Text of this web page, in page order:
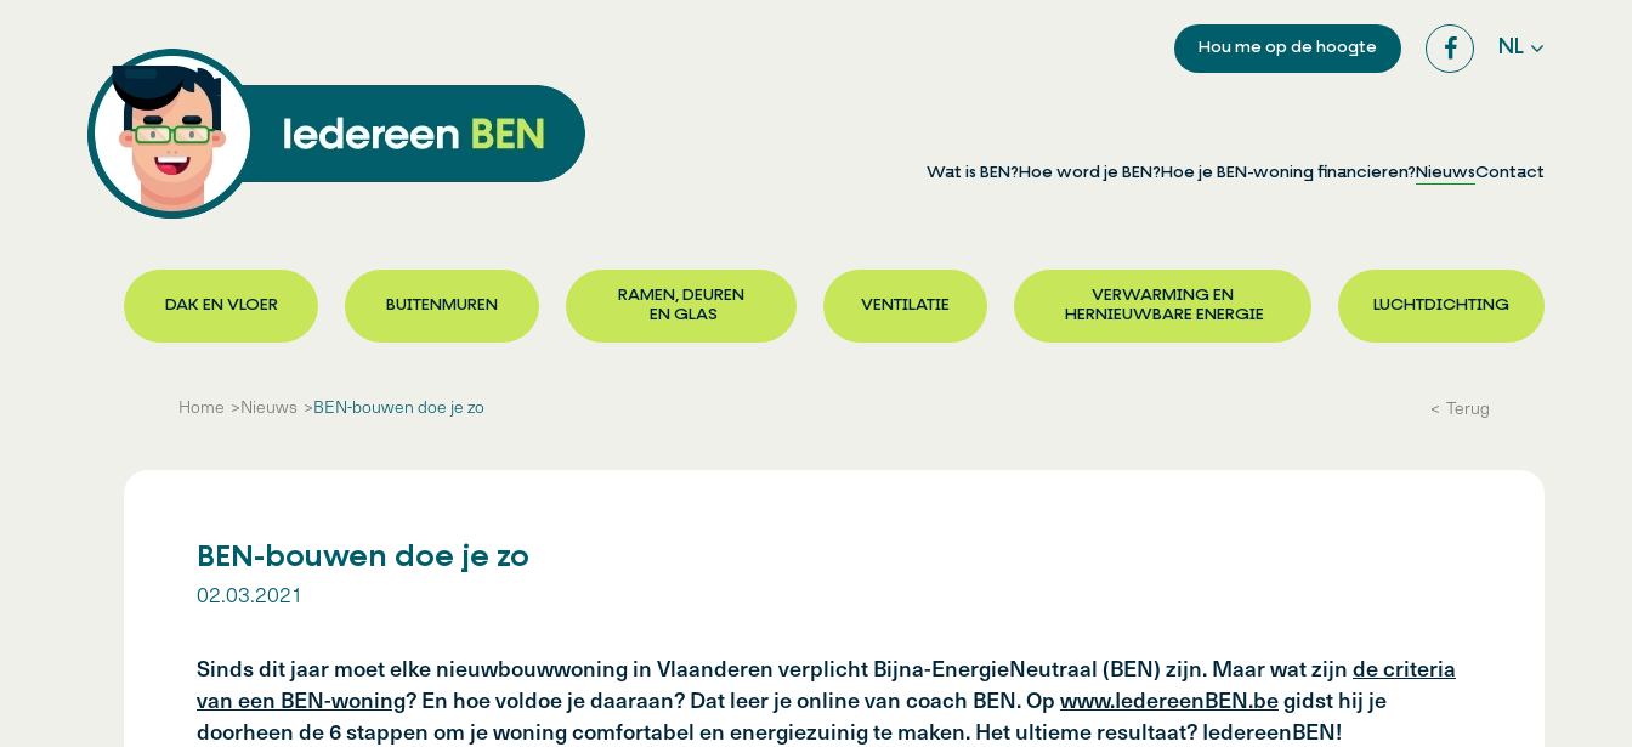
Hou me op de hoogte NL
Wat is BEN?Hoe word je BEN?Hoe je BEN-woning financieren?NieuwsContact
DAK EN VLOER BUITENMUREN
RAMEN, DEUREN
EN GLAS
VENTILATIE
VERWARMING EN
HERNIEUWBARE ENERGIE
LUCHTDICHTING
Home Nieuws BEN-bouwen doe je zo Terug
BEN-bouwen doe je zo
02.03.2021
Sinds dit jaar moet elke nieuwbouwwoning in Vlaanderen verplicht Bijna-EnergieNeutraal (BEN) zijn. Maar wat zijn de criteria
van een BEN-woning? En hoe voldoe je daaraan? Dat leer je online van coach BEN. Op www.IedereenBEN.begidst hij je
doorheen de 6 stappen om je woning comfortabel en energiezuinig te maken. Het ultieme resultaat? IedereenBEN!